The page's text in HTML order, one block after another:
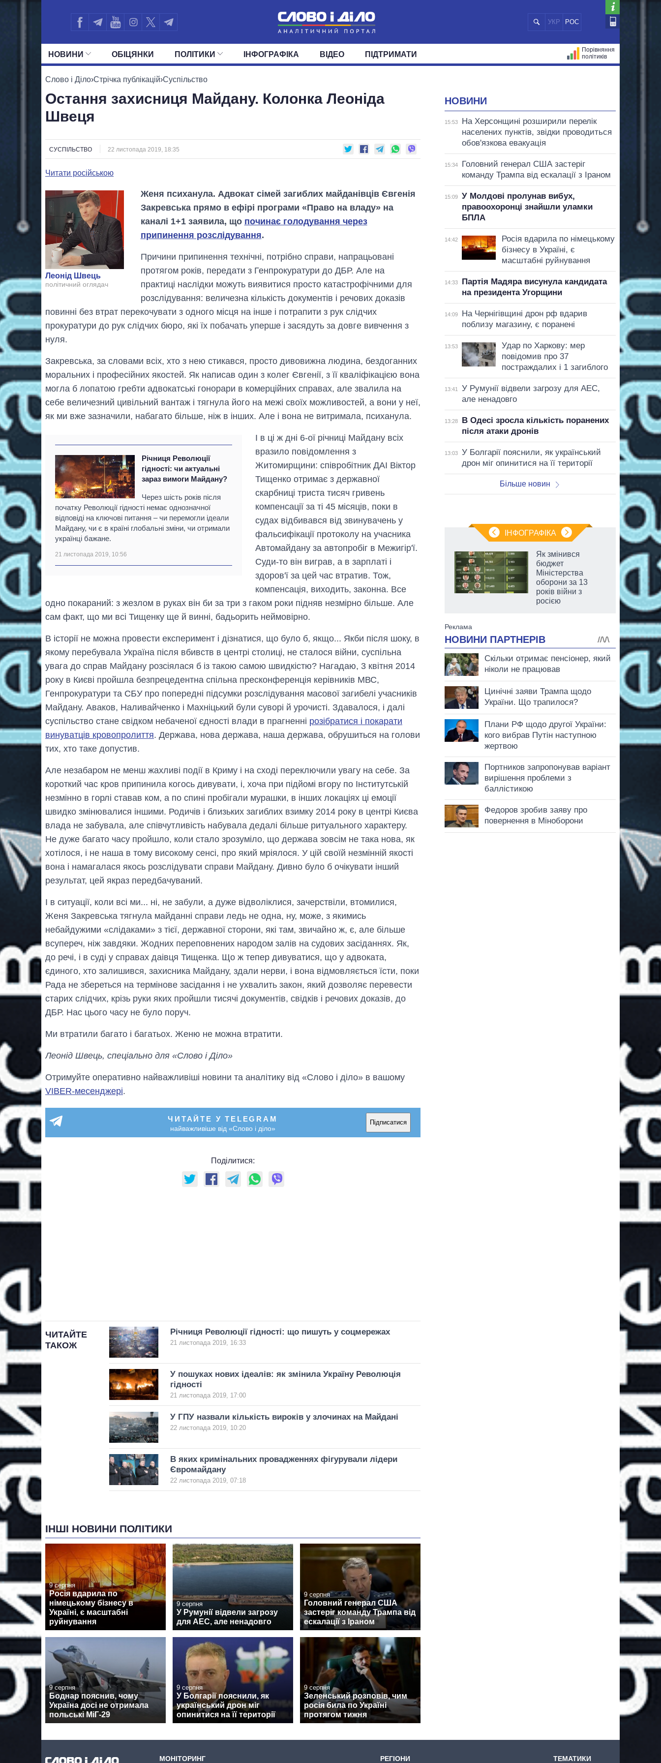
УКР РОС
НОВИНИ
ПОЛІТИКА ЕКОНОМІКА СУСПІЛЬСТВО
ОБIЦЯНКИ ПОЛIТИКИ
УСІ ПОЛІТИКИ ПРЕЗИДЕНТ І ОФІС
ДЕПУТАТИ КОМІТЕТИ ФРАКЦІЇ ОКРУГИ
ІНФОГРАФІКА ВІДЕО ПІДТРИМАТИ
Порівняння
політиків
Слово і Діло›Стрічка публікацій›Суспільство
Остання захисниця Майдану. Колонка Леоніда
Швеця
СУСПІЛЬСТВО 22 листопада 2019, 18:35
Читати російською
Леонід Швець
політичний оглядач
Женя психанула. Адвокат сімей загиблих майданівців Євгенія
Закревська прямо в ефірі програми «Право на владу» на
каналі 1+1 заявила, що починає голодування через
припинення розслідування.
Причини припинення технічні, потрібно справи, напрацьовані
протягом років, передати з Генпрокуратури до ДБР. Але на
практиці наслідки можуть виявитися просто катастрофічними для
розслідування: величезна кількість документів і речових доказів
повинні без втрат перекочувати з одного місця на інше і потрапити з рук слідчих
прокуратури до рук слідчих бюро, які їх побачать уперше і засядуть за довге вивчення з
нуля.
Закревська, за словами всіх, хто з нею стикався, просто дивовижна людина, бездоганних
моральних і професійних якостей. Як написав один з колег Євгенії, з її кваліфікацією вона
могла б лопатою гребти адвокатські гонорари в комерційних справах, але звалила на
себе величезний цивільний вантаж і тягнула його на межі своїх можливостей, а вони у неї,
як ми вже зазначили, набагато більше, ніж в інших. Але і вона не витримала, психанула.
Річниця Революції
гідності: чи актуальні
зараз вимоги Майдану?
Через шість років після
початку Революції гідності немає однозначної
відповіді на ключові питання – чи перемогли ідеали
Майдану, чи є в країні глобальні зміни, чи отримали
українці бажане.
21 листопада 2019, 10:56
І в ці ж дні 6-ої річниці Майдану всіх
вразило повідомлення з
Житомирщини: співробітник ДАІ Віктор
Тищенко отримає з державної
скарбниці триста тисяч гривень
компенсації за ті 45 місяців, поки в
судах відбивався від звинувачень у
фальсифікації протоколу на учасника
Автомайдану за автопробіг в Межигір'ї.
Суди-то він виграв, а в зарплаті і
здоров'ї за цей час втратив. Тож,
компенсація, виходить, законна. Все
одно покараний: з жезлом в руках він би за три з гаком роки підняв незмірно більше. Але
сам факт, що ми всі Тищенку ще й винні, бадьорить неймовірно.
В історії не можна провести експеримент і дізнатися, що було б, якщо... Якби після шоку, в
якому перебувала Україна після вбивств в центрі столиці, не сталося війни, суспільна
увага до справ Майдану розсіялася б із такою самою швидкістю? Нагадаю, 3 квітня 2014
року в Києві пройшла безпрецедентна спільна пресконференція керівників МВС,
Генпрокуратури та СБУ про попередні підсумки розслідування масової загибелі учасників
Майдану. Аваков, Наливайченко і Махніцький були суворі й урочисті. Здавалося, і далі
суспільство стане свідком небаченої єдності влади в прагненні розібратися і покарати
винуватців кровопролиття. Держава, нова держава, наша держава, обрушиться на голови
тих, хто таке допустив.
Але незабаром не менш жахливі події в Криму і на сході переключили увагу на себе. За
короткий час кров припинила когось дивувати, і, хоча при підйомі вгору по Інститутській
незмінно в горлі ставав ком, а по спині пробігали мурашки, в інших локаціях ці емоції
швидко змінювалися іншими. Родичів і близьких загиблих взимку 2014 року в центрі Києва
влада не забувала, але співчутливість набувала дедалі більше ритуального характеру.
Не дуже багато часу пройшло, коли стало зрозуміло, що держава зовсім не така нова, як
хотілося, і не наша в тому високому сенсі, про який мріялося. У цій своїй незмінній якості
вона і намагалася якось розслідувати справи Майдану. Дивно було б очікувати інший
результат, цей якраз передбачуваний.
І в ситуації, коли всі ми... ні, не забули, а дуже відволіклися, зачерствіли, втомилися,
Женя Закревська тягнула майданні справи ледь не одна, ну, може, з якимись
небайдужими «слідаками» з тієї, державної сторони, які там, звичайно ж, є, але більше
всупереч, ніж завдяки. Жодних переповнених народом залів на судових засіданнях. Як,
до речі, і в суді у справах даівця Тищенка. Що ж тепер дивуватися, що у адвоката,
єдиного, хто залишився, захисника Майдану, здали нерви, і вона відмовляється їсти, поки
Рада не збереться на термінове засідання і не ухвалить закон, який дозволяє перевести
старих слідчих, крізь руки яких пройшли тисячі документів, свідків і речових доказів, до
ДБР. Нас цього часу не було поруч.
Ми втратили багато і багатьох. Женю не можна втратити.
Леонід Швець, спеціально для «Слово і Діло»
Отримуйте оперативно найважливіші новини та аналітику від «Слово і діло» в вашому
VIBER-месенджері.
ЧИТАЙТЕ У TELEGRAM
найважливіше від «Слово і діло»
Підписатися
Поділитися:
ЧИТАЙТЕ
ТАКОЖ
Річниця Революції гідності: що пишуть у соцмережах
21 листопада 2019, 16:33
У пошуках нових ідеалів: як змінила Україну Революція
гідності
21 листопада 2019, 17:00
У ГПУ назвали кількість вироків у злочинах на Майдані
22 листопада 2019, 10:20
В яких кримінальних провадженнях фігурували лідери
Євромайдану
22 листопада 2019, 07:18
ІНШІ НОВИНИ ПОЛІТИКИ
9 серпня
Росія вдарила по
німецькому бізнесу в
Україні, є масштабні
руйнування
9 серпня
У Румунії відвели загрозу
для АЕС, але ненадовго
9 серпня
Головний генерал США
застеріг команду Трампа від
ескалації з Іраном
9 серпня
Боднар пояснив, чому
Україна досі не отримала
польські МіГ-29
9 серпня
У Болгарії пояснили, як
український дрон міг
опинитися на її території
9 серпня
Зеленський розповів, чим
росія била по Україні
протягом тижня
НОВИНИ
15:53
На Херсонщині розширили перелік
населених пунктів, звідки проводиться
обов'язкова евакуація
15:34
Головний генерал США застеріг
команду Трампа від ескалації з Іраном
15:09
У Молдові пролунав вибух,
правоохоронці знайшли уламки
БПЛА
14:42
Росія вдарила по німецькому
бізнесу в Україні, є
масштабні руйнування
14:33
Партія Мадяра висунула кандидата
на президента Угорщини
14:09
На Чернігівщині дрон рф вдарив
поблизу магазину, є поранені
13:53
Удар по Харкову: мер
повідомив про 37
постраждалих і 1 загиблого
13:41
У Румунії відвели загрозу для АЕС,
але ненадовго
13:28
В Одесі зросла кількість поранених
після атаки дронів
13:03
У Болгарії пояснили, як український
дрон міг опинитися на її території
Більше новин
ІНФОГРАФІКА
Від 1 місяця – до 5
років: хто і як
довго обіймав
посаду керівника
СЗР
Як змінився
бюджет
Міністерства
оборони за 13
років війни з
росією
МОНІТОРИНГ РЕГІОНИ ТЕМАТИКИ